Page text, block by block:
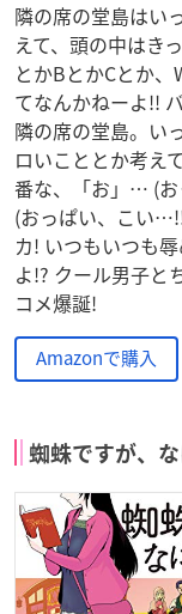
隣の席の堂島はい
えて、頭の中はき
とかBとかCとか
てなんかねーよ!!
隣の席の堂島。い
ロいこととか考え
番な、「お」… (
(おっぱい、こい
カ! いつもいつも
よ!? クール男子と
コメ爆誕!
Amazonで購入
蜘蛛ですが、